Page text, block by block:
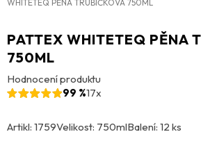
WHITETEQ PĚNA TRUBIČKOVÁ 750ML
PATTEX WHITETEQ PĚNA
750ML
Hodnocení produktu
99 %17x
Artikl: 1759Velikost: 750mlBalení: 12 ks